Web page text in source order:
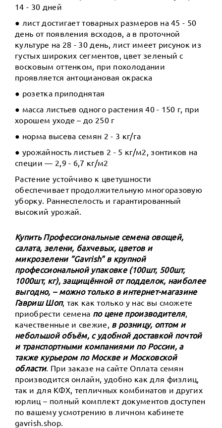
14 - 30 дней
● лист достигает товарных размеров на 45 - 50
день от появления всходов, а в проточной
культуре на 28 - 30 день, лист имеет рисунок из
густых широких сегментов, цвет зеленый с
восковым оттенком, при похолодании
проявляется антоциановая окраска
● розетка приподнятая
● масса листьев одного растения 40 - 150 г, при
хорошем уходе – до 250 г
● норма высева семян 2 - 3 кг/га
● урожайность листьев 2 - 5 кг/м2, зонтиков на
специи — 2,9 - 6,7 кг/м2
Растение устойчиво к цветушности
обеспечивает продолжительную многоразовую
уборку. Раннеспелость и гарантированный
высокий урожай.
Купить Профессиональные семена овощей,
салата, зелени, бахчевых, цветов и
микрозелени ”Gavrish" в крупной
профессиональной упаковке (100шт, 500шт,
1000шт, кг), защищённой от подделок, наиболее
выгодно, – можно только в интернет-магазине
Гавриш Шоп, так как только у нас вы сможете
приобрести семена по цене производителя,
качественные и свежие, в розницу, оптом и
небольшой объём, с удобной доставкой почтой
и транспортными компаниями по России, а
также курьером по Москве и Московской
области. При заказе на сайте Оплата семян
производится онлайн, удобно как для физлиц,
так и для КФХ, тепличных комбинатов и других
юрлиц – полный комплект документов доступен
по вашему усмотрению в личном кабинете
gavrish.shop.